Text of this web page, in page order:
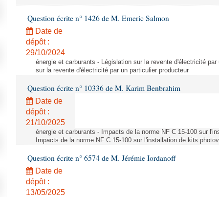
Question écrite n° 1426 de M. Emeric Salmon
Date de
dépôt :
29/10/2024
énergie et carburants - Législation sur la revente d'électricité
sur la revente d'électricité par un particulier producteur
Question écrite n° 10336 de M. Karim Benbrahim
Date de
dépôt :
21/10/2025
énergie et carburants - Impacts de la norme NF C 15-100 sur
Impacts de la norme NF C 15-100 sur l'installation de kits
Question écrite n° 6574 de M. Jérémie Iordanoff
Date de
dépôt :
13/05/2025